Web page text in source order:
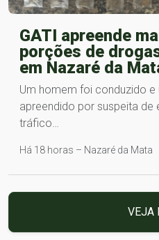
GATI apreende
porções de
em Nazaré da
Um homem foi conduzido
apreendido por suspeita
tráfico…
Há 18 horas – Nazaré da Mata
VEJA